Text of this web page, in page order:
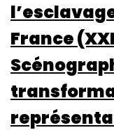
France